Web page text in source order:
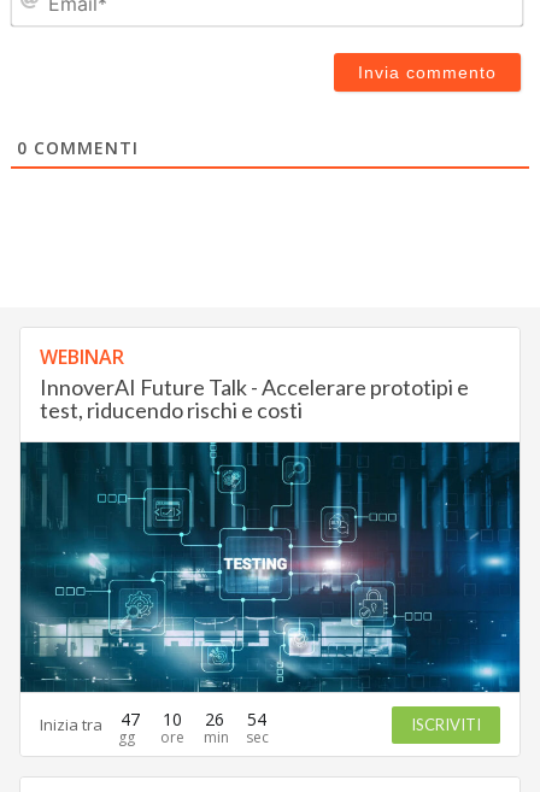
0 COMMENTI
WEBINAR
InnoverAI Future Talk - Accelerare prototipi e
test, riducendo rischi e costi
Inizia tra 47 10 26 53 ISCRIVITI